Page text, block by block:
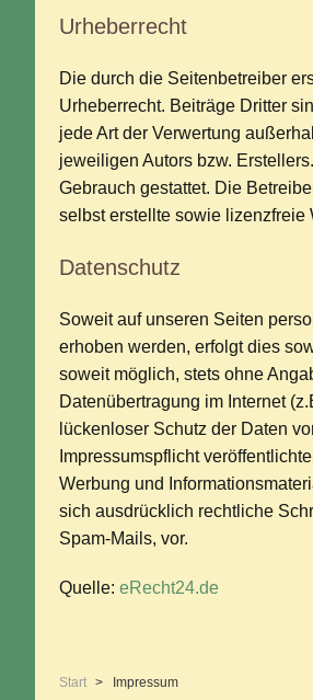
Urheberrecht
Die durch die Seitenbetreiber
Urheberrecht. Beiträge Dritter
jede Art der Verwertung
jeweiligen Autors bzw.
Gebrauch gestattet. Die
selbst erstellte sowie lizenzfreie
Datenschutz
Soweit auf unseren Seiten
erhoben werden, erfolgt dies
soweit möglich, stets ohne
Datenübertragung im Internet
lückenloser Schutz der Daten
Impressumspflicht
Werbung und
sich ausdrücklich rechtliche
Spam-Mails, vor.
Quelle: eRecht24.de
Start Impressum